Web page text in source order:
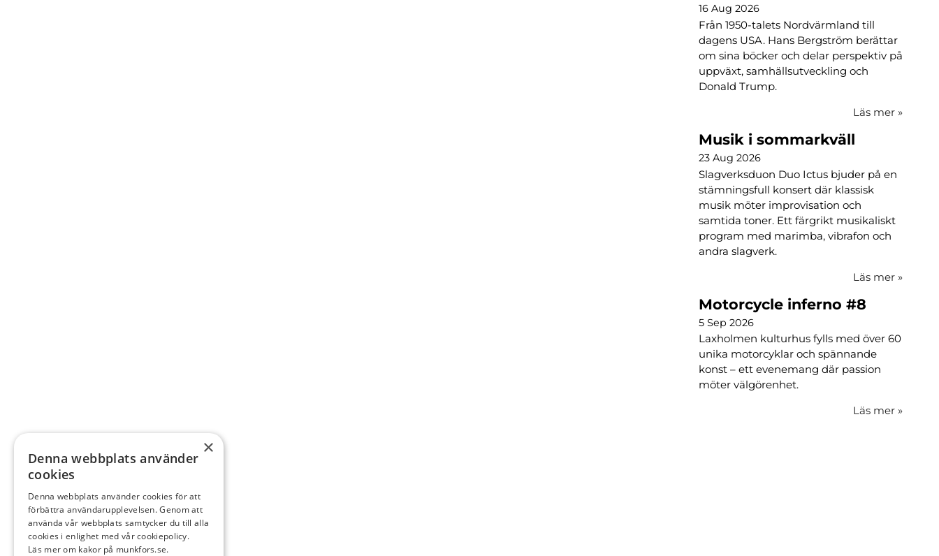
16 Aug 2026
Från 1950-talets Nordvärmland till
dagens USA. Hans Bergström berättar
om sina böcker och delar perspektiv på
uppväxt, samhällsutveckling och
Donald Trump.
Läs mer »
Musik i sommarkväll
23 Aug 2026
Slagverksduon Duo Ictus bjuder på en
stämningsfull konsert där klassisk
musik möter improvisation och
samtida toner. Ett färgrikt musikaliskt
program med marimba, vibrafon och
andra slagverk.
Läs mer »
Motorcycle inferno #8
5 Sep 2026
Laxholmen kulturhus fylls med över 60
unika motorcyklar och spännande
konst – ett evenemang där passion
möter välgörenhet.
Läs mer »
×
Denna webbplats använder
cookies
Denna webbplats använder cookies för att
förbättra användarupplevelsen. Genom att
använda vår webbplats samtycker du till alla
cookies i enlighet med vår cookiepolicy.
Läs mer om kakor på munkfors.se.